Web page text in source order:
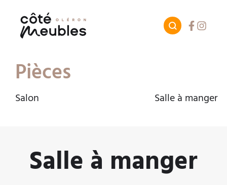
Facebook
Pièces
Salon Salle à manger
Salle à manger